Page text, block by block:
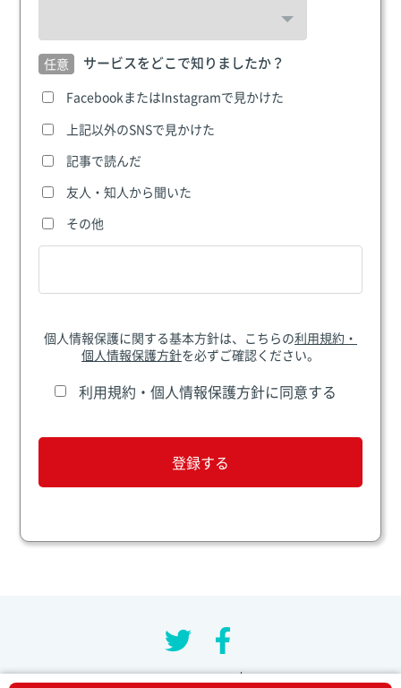
サービスをどこで知りましたか？
FacebookまたはInstagramで見かけた
上記以外のSNSで見かけた
記事で読んだ
友人・知人から聞いた
その他
個人情報保護に関する基本方針は、こちらの利用規約・
個人情報保護方針を必ずご確認ください。
利用規約・個人情報保護方針に同意する
利用規約・個人情報保護方針 お問い合わせ